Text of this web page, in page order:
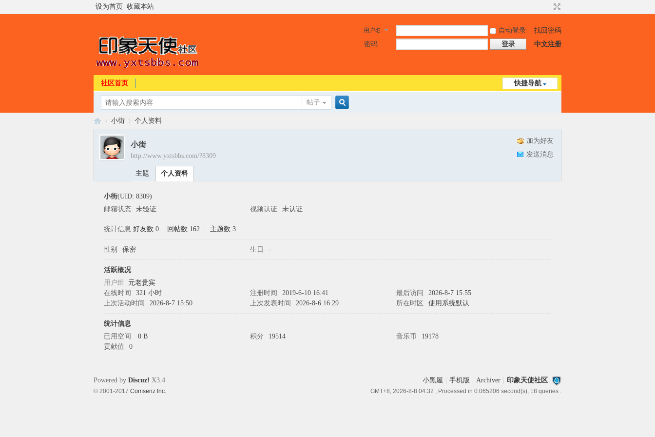
设为首页 收藏本站
用户名 自动登录
找回密码
密码
登录 中文注册
快捷导航
社区首页
帖子
›
小街 个人资料
加为好友
发送消息
小街
http://www.yxtsbbs.com/?8309
主题 个人资料
小街(UID: 8309)
邮箱状态
未验证 视频认证 未认证
统计信息 好友数 0 回帖数 162 主题数 3
性别 保密 生日 -
活跃概况
用户组 元老贵宾
在线时间
321 小时 注册时间 2019-6-10 16:41 最后访问
2026-8-7 15:55
上次活动时间
2026-8-7 15:50 上次发表时间 2026-8-6 16:29 所在时区 使用系统默认
统计信息
已用空间
0 B 积分 19514 音乐币
19178
贡献值
0
小黑屋 手机版 Archiver 印象天使社区
GMT+8, 2026-8-8 04:32 , Processed in 0.065206 second(s), 18 queries .
Powered by Discuz! X3.4
© 2001-2017 Comsenz Inc.